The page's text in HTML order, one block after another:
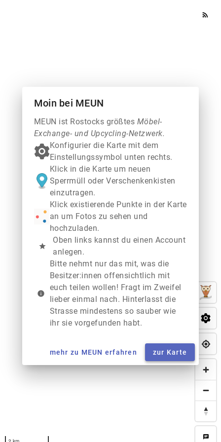
rss_feed
chat
Moin bei MEUN
MEUN ist Rostocks größtes Möbel-
Exchange- und Upcycling-Netzwerk.
Konfigurier die Karte mit dem
Einstellungssymbol unten rechts.
Klick in die Karte um neuen
Sperrmüll oder Verschenkenkisten
einzutragen.
Klick existierende Punkte in der Karte
an um Fotos zu sehen und
hochzuladen.
star
Oben links kannst du einen Account
anlegen.
info
Bitte nehmt nur das mit, was die
Besitzer:innen offensichtlich mit
euch teilen wollen! Fragt im Zweifel
lieber einmal nach. Hinterlasst die
Strasse mindestens so sauber wie
ihr sie vorgefunden habt.
mehr zu MEUN erfahren zur Karte